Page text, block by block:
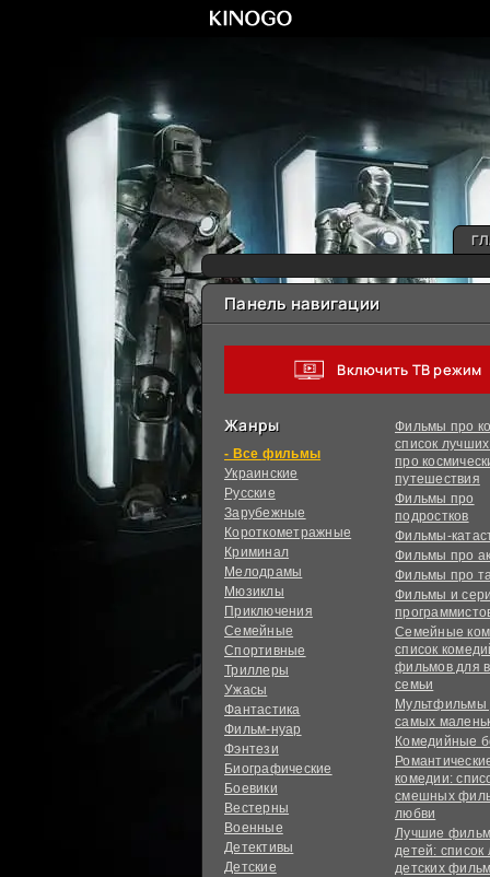
Панель навигации
Включить ТВ режим
Жанры
фильмы
Украинcкие
Русские
Зарубежные
Короткометражные
Криминал
Мелодрамы
Мюзиклы
Приключения
Семейные
Спортивные
Триллеры
Ужасы
Фантастика
Фильм-нуар
Фэнтези
Биографические
Боевики
Вестерны
Военные
Детективы
Детские
Фильмы про
список
про
путешествия
Фильмы про
подростков
Фильмы-
Фильмы про
Фильмы про
Фильмы и
Семейные
список
фильмов для
семьи
Мультфильмы
самых
Комедийные
комедии:
смешных
любви
Лучшие
детей: список
детских